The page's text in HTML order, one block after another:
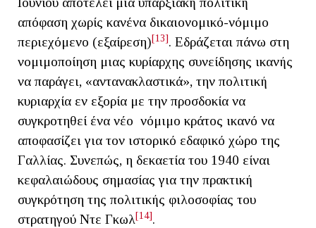
απόφαση χωρίς κανένα δικαιονομικό-νόμιμο
περιεχόμενο (εξαίρεση)[13]. Εδράζεται πάνω στη
νομιμοποίηση μιας κυρίαρχης συνείδησης ικανής
να παράγει, «αντανακλαστικά», την πολιτική
κυριαρχία εν εξορία με την προσδοκία να
συγκροτηθεί ένα νέο νόμιμο κράτος ικανό να
αποφασίζει για τον ιστορικό εδαφικό χώρο της
Γαλλίας. Συνεπώς, η δεκαετία του 1940 είναι
κεφαλαιώδους σημασίας για την πρακτική
συγκρότηση της πολιτικής φιλοσοφίας του
στρατηγού Ντε Γκωλ[14].